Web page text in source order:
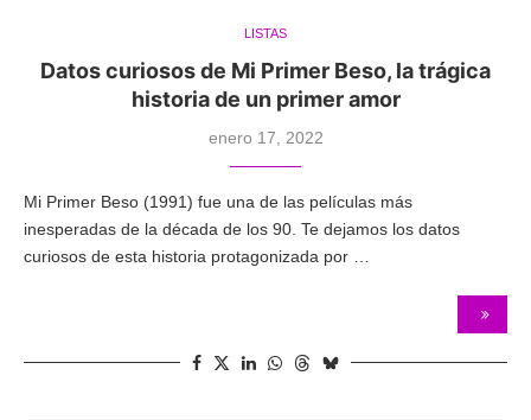
LISTAS
Datos curiosos de Mi Primer Beso, la trágica
historia de un primer amor
enero 17, 2022
Mi Primer Beso (1991) fue una de las películas más
inesperadas de la década de los 90. Te dejamos los datos
curiosos de esta historia protagonizada por …